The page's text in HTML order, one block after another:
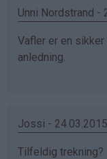
Unni Nordstrand -
Vafler er en
anledning.
Jossi -
Tilfeldig trekning?